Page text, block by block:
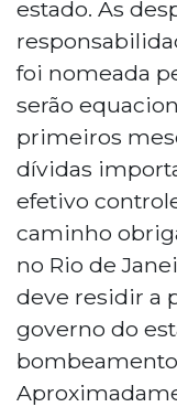
estado. As
foi nomeada
serão
primeiros
dívidas
efetivo
caminho
no Rio de
deve residir a
governo do